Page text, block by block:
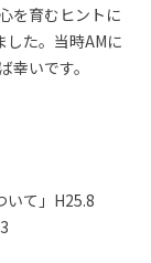
を育むヒントに
た。当時AMに
いです。
いて」H25.8